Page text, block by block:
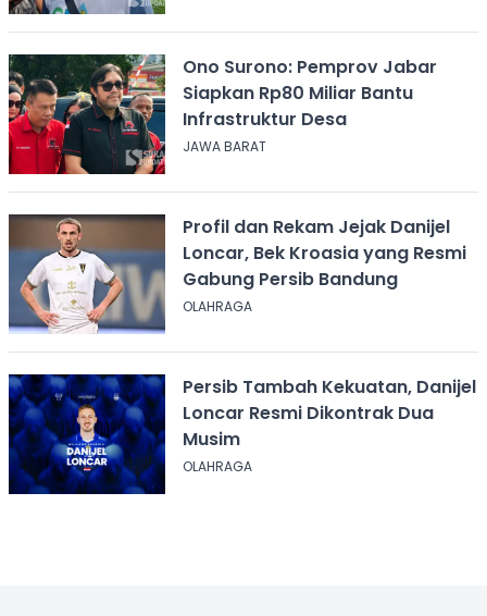
Ono Surono: Pemprov Jabar
Siapkan Rp80 Miliar Bantu
Infrastruktur Desa
JAWA BARAT
Profil dan Rekam Jejak Danijel
Loncar, Bek Kroasia yang Resmi
Gabung Persib Bandung
OLAHRAGA
Persib Tambah Kekuatan, Danijel
Loncar Resmi Dikontrak Dua
Musim
OLAHRAGA